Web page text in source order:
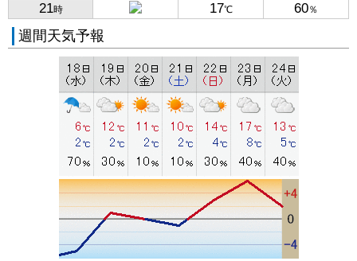
21時 17℃ 60％
週間天気予報